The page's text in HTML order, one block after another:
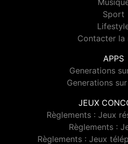
Sport
Contacter la
APPS
Generations
Generations
JEUX
Règlements : Jeux
Règlements :
Règlements : Jeux